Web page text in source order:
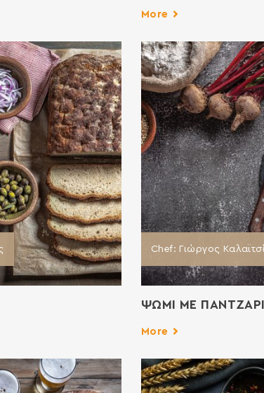
More
Chef: Γιώργος
ΨΩΜΙ ΜΕ
More